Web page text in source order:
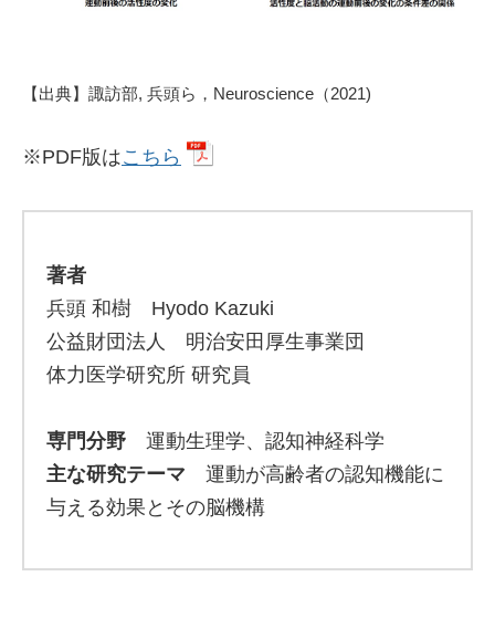
【出典】諏訪部, 兵頭ら，Neuroscience（2021)
※PDF版はこちら
著者
兵頭 和樹 Hyodo Kazuki
公益財団法人 明治安田厚生事業団
体力医学研究所 研究員
専門分野 運動生理学、認知神経科学
主な研究テーマ 運動が高齢者の認知機能に
与える効果とその脳機構